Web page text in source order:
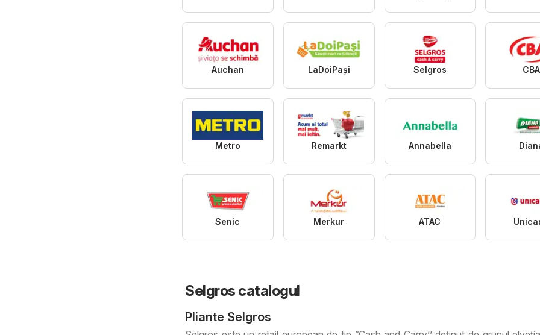
Auchan LaDoiPași Selgros CBA
Metro Remarkt Annabella
Senic Merkur ATAC
Selgros catalogul
Pliante Selgros